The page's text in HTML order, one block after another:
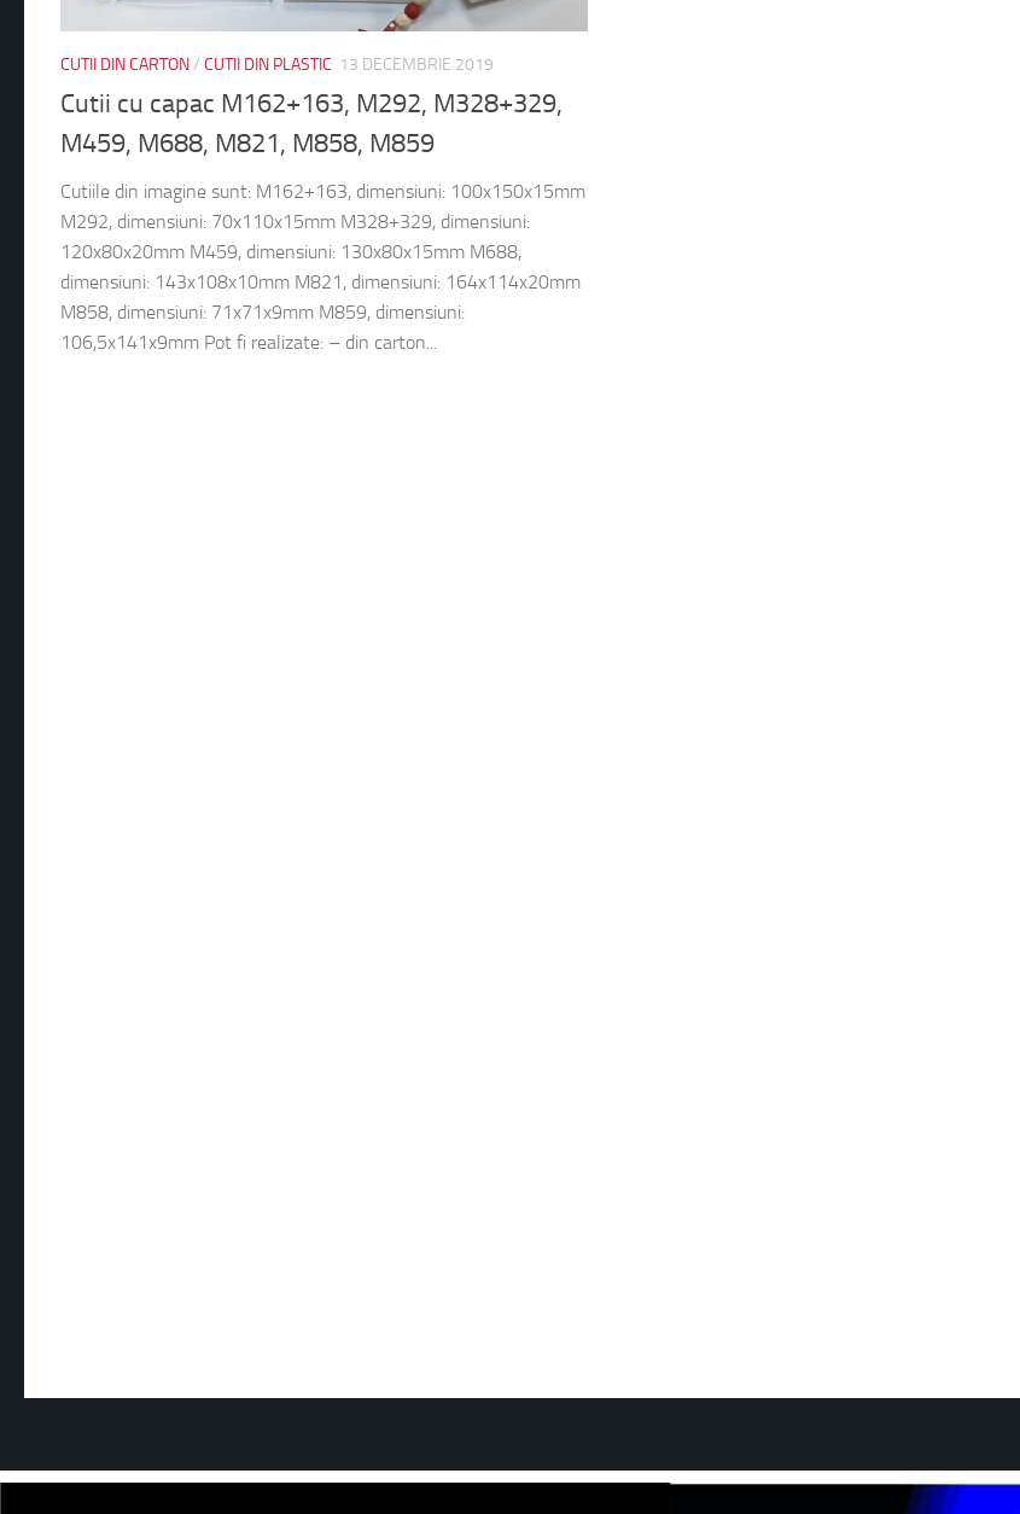
CUTII DIN CARTON/ CUTII DIN PLASTIC 13 DECEMBRIE 2019
Cutii cu capac M162+163, M292, M328+329,
M459, M688, M821, M858, M859
Cutiile din imagine sunt: M162+163, dimensiuni: 100x150x15mm
M292, dimensiuni: 70x110x15mm M328+329, dimensiuni:
120x80x20mm M459, dimensiuni: 130x80x15mm M688,
dimensiuni: 143x108x10mm M821, dimensiuni: 164x114x20mm
M858, dimensiuni: 71x71x9mm M859, dimensiuni:
106,5x141x9mm Pot fi realizate: – din carton...